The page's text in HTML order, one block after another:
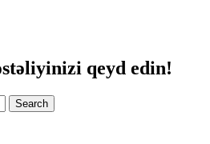
qeyd edin!
Search